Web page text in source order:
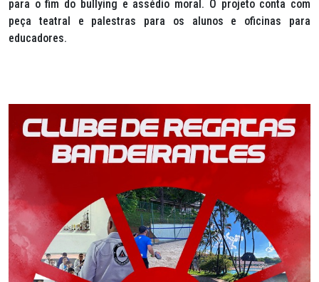
para o fim do bullying e assédio moral. O projeto conta com
peça teatral e palestras para os alunos e oficinas para
educadores.